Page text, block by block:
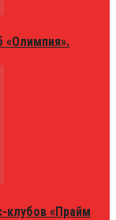
«Олимпия».
клубов «Прайм